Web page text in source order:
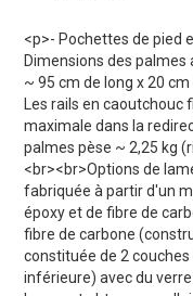
<p>- Pochettes de pied
Dimensions des
~ 95 cm de long x 20
Les rails en
maximale dans la
palmes pèse ~ 2,25 kg
<br><br>Options de
fabriquée à partir d'un
époxy et de fibre de
fibre de carbone
constituée de 2
inférieure) avec du